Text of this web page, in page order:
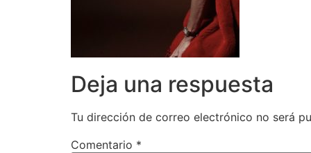
Deja una respuesta
Tu dirección de correo electrónico no será
Comentario *